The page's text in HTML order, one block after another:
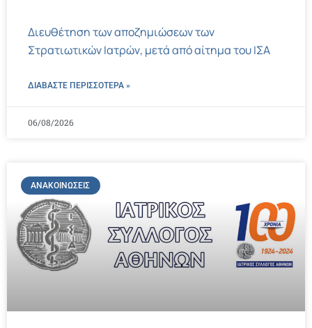
Διευθέτηση των αποζημιώσεων των
Στρατιωτικών Ιατρών, μετά από αίτημα του ΙΣΑ
ΔΙΑΒΑΣΤΕ ΠΕΡΙΣΣΌΤΕΡΑ »
06/08/2026
ΑΝΑΚΟΙΝΏΣΕΙΣ